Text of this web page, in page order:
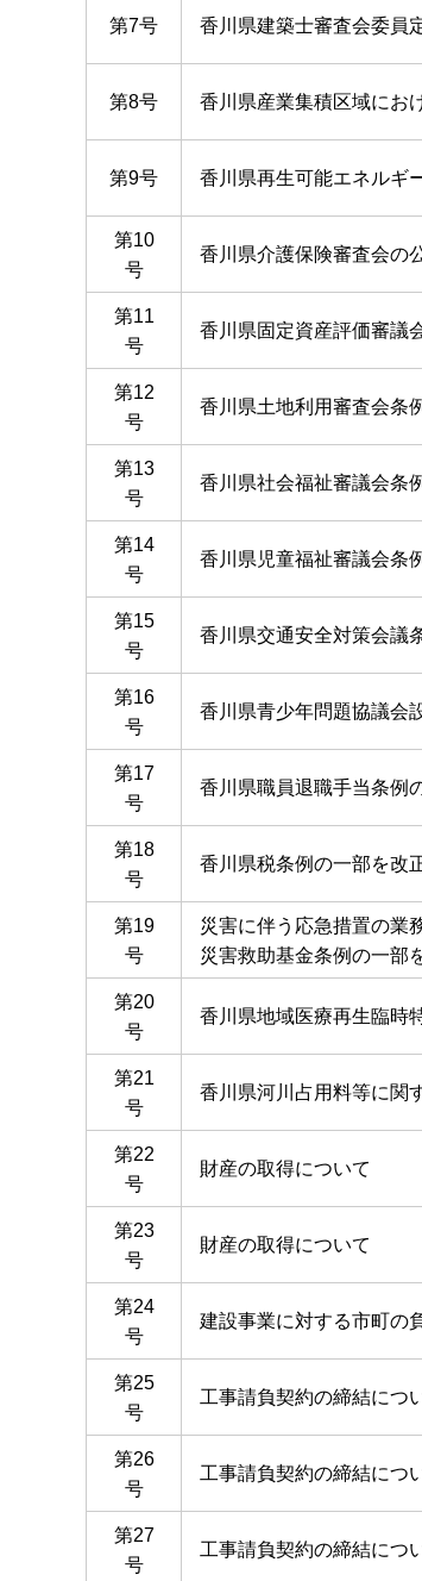
第7号 香川県建築士審査会委員
第8号 香川県産業集積区域にお
第9号 香川県再生可能エネルギ
第10
号
香川県介護保険審査会の
第11
号
香川県固定資産評価審議
第12
号
香川県土地利用審査会条
第13
号
香川県社会福祉審議会条
第14
号
香川県児童福祉審議会条
第15
号
香川県交通安全対策会議
第16
号
香川県青少年問題協議会
第17
号
香川県職員退職手当条例
第18
号
香川県税条例の一部を改
第19
号
災害に伴う応急措置の業
災害救助基金条例の一部
第20
号
香川県地域医療再生臨時
第21
号
香川県河川占用料等に関
第22
号
財産の取得について
第23
号
財産の取得について
第24
号
建設事業に対する市町の
第25
号
工事請負契約の締結につ
第26
号
工事請負契約の締結につ
第27
号
工事請負契約の締結につ